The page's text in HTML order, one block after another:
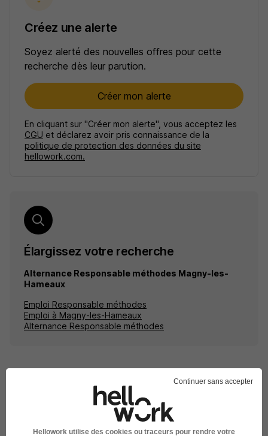
Créez une alerte
Soyez alerté des nouvelles offres pour cette
recherche dès leur parution.
Créer mon alerte
En cliquant sur "Créer mon alerte", vous acceptez les
CGU et déclarez avoir pris connaissance de la
politique de protection des données du site
hellowork.com.
Élargissez votre recherche
Alternance Responsable méthodes Magny-les-
Hameaux
Emploi Responsable méthodes
Emploi à Magny-les-Hameaux
Alternance Responsable méthodes
Emplois & formations
Alternance Responsable méthodes
Continuer sans accepter
Hellowork utilise des cookies ou traceurs pour rendre votre